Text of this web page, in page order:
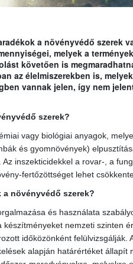
a növényvédő szerek
melyek a
követően is
az élelmiszerekben is,
vannak jelen, így nem
szerek?
vagy biológiai anyagok,
és gyomnövények)
Az inszekticidekkel a rovar-, a
fertőzöttséget lehet
a növényvédő szerek?
és használata
készítményeket nemzeti szinten
időközönként felülvizsgálják.
alapján határértéket állapít